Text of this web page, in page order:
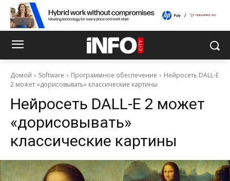
Домой Software Программное обеспечение
Нейросеть DALL-E
2 может «дорисовывать» классические картины
Нейросеть DALL-E 2 может
«дорисовывать»
классические картины